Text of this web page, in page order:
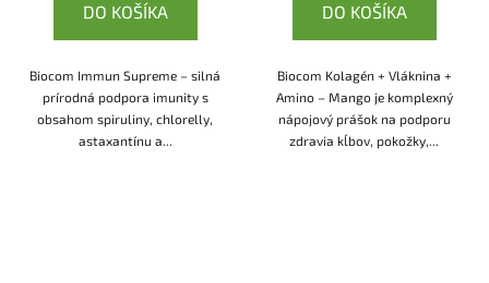
DO KOŠÍKA
Biocom Immun Supreme – silná
prírodná podpora imunity s
obsahom spiruliny, chlorelly,
astaxantínu a...
DO KOŠÍKA
Biocom Kolagén + Vláknina +
Amino – Mango je komplexný
nápojový prášok na podporu
zdravia kĺbov, pokožky,...